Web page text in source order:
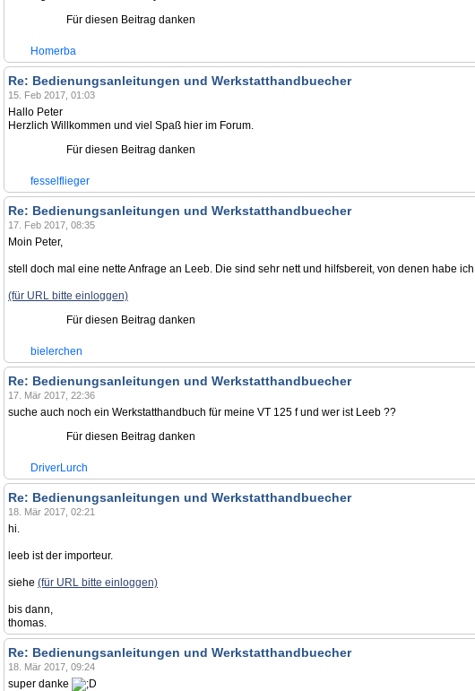
Für diesen Beitrag danken
Homerba
Re: Bedienungsanleitungen und Werkstatthandbuecher
15. Feb 2017, 01:03
Hallo Peter
Herzlich Willkommen und viel Spaß hier im Forum.
Für diesen Beitrag danken
fesselflieger
Re: Bedienungsanleitungen und Werkstatthandbuecher
17. Feb 2017, 08:35
Moin Peter,
stell doch mal eine nette Anfrage an Leeb. Die sind sehr nett und hilfsbereit, von denen habe
(für URL bitte einloggen)
Für diesen Beitrag danken
bielerchen
Re: Bedienungsanleitungen und Werkstatthandbuecher
17. Mär 2017, 22:36
suche auch noch ein Werkstatthandbuch für meine VT 125 f und wer ist Leeb ??
Für diesen Beitrag danken
DriverLurch
Re: Bedienungsanleitungen und Werkstatthandbuecher
18. Mär 2017, 02:21
hi.
leeb ist der importeur.
siehe (für URL bitte einloggen)
bis dann,
thomas.
Re: Bedienungsanleitungen und Werkstatthandbuecher
18. Mär 2017, 09:24
super danke